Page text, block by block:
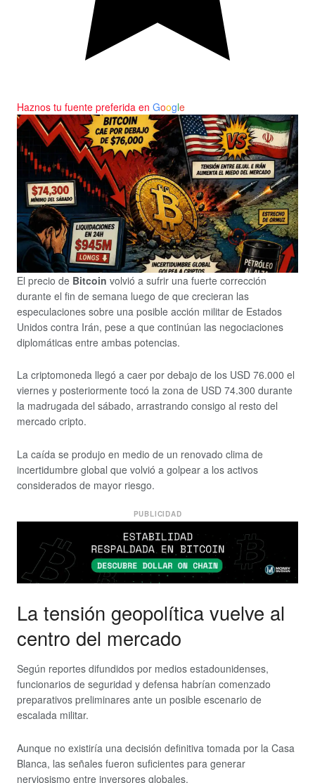
Haznos tu fuente preferida en Google
El precio de Bitcoin volvió a sufrir una fuerte corrección
durante el fin de semana luego de que crecieran las
especulaciones sobre una posible acción militar de Estados
Unidos contra Irán, pese a que continúan las negociaciones
diplomáticas entre ambas potencias.
La criptomoneda llegó a caer por debajo de los USD 76.000 el
viernes y posteriormente tocó la zona de USD 74.300 durante
la madrugada del sábado, arrastrando consigo al resto del
mercado cripto.
La caída se produjo en medio de un renovado clima de
incertidumbre global que volvió a golpear a los activos
considerados de mayor riesgo.
PUBLICIDAD
La tensión geopolítica vuelve al
centro del mercado
Según reportes difundidos por medios estadounidenses,
funcionarios de seguridad y defensa habrían comenzado
preparativos preliminares ante un posible escenario de
escalada militar.
Aunque no existiría una decisión definitiva tomada por la Casa
Blanca, las señales fueron suficientes para generar
nerviosismo entre inversores globales.